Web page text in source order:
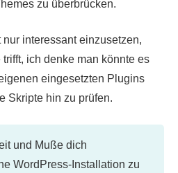
zu überbrücken.
interessant einzusetzen,
ich denke man könnte es
eingesetzten Plugins
Skripte hin zu prüfen.
und Muße dich
WordPress-Installation zu